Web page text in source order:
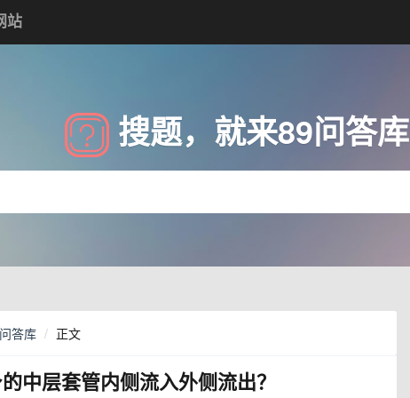
站
搜题，就来89问答库
答库 正文
中层套管内侧流入外侧流出？